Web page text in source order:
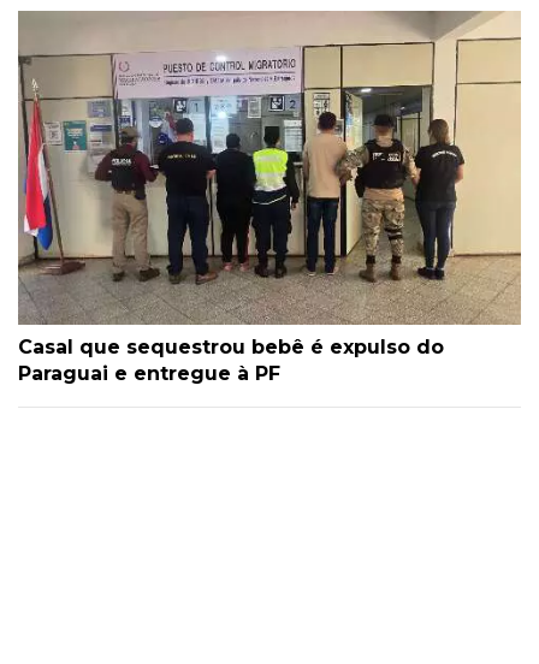
Casal que sequestrou bebê é expulso do
Paraguai e entregue à PF